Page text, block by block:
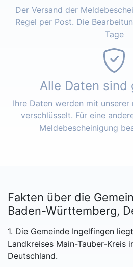
Der Versand der
Regel per Post. Die
Tage
Alle Daten sind
Ihre Daten werden mit unserer
verschlüsselt. Für eine
Meldebescheinigung
Fakten über die
Baden-Württemberg,
1. Die Gemeinde Ingelfingen
Landkreises Main-Tauber-Kreis
Deutschland.